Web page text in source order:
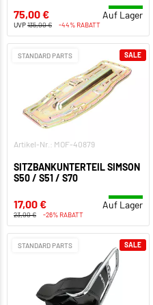
75,00 € Auf Lager
UVP135,00 € -44% RABATT
STANDARD PARTS
Artikel-Nr.: MOF-40879
SITZBANKUNTERTEIL SIMSON
S50 / S51 / S70
17,00 € Auf Lager
23,00 € -26% RABATT
SALE
STANDARD PARTS SALE